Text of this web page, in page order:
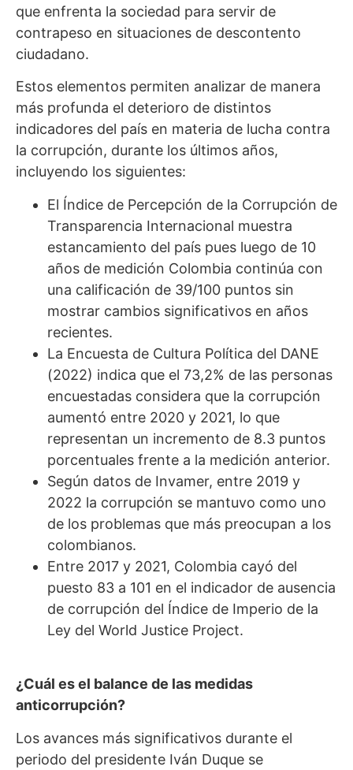
que enfrenta la sociedad para servir de
contrapeso en situaciones de descontento
ciudadano.
Estos elementos permiten analizar de manera
más profunda el deterioro de distintos
indicadores del país en materia de lucha contra
la corrupción, durante los últimos años,
incluyendo los siguientes:
El Índice de Percepción de la Corrupción de
Transparencia Internacional muestra
estancamiento del país pues luego de 10
años de medición Colombia continúa con
una calificación de 39/100 puntos sin
mostrar cambios significativos en años
recientes.
La Encuesta de Cultura Política del DANE
(2022) indica que el 73,2% de las personas
encuestadas considera que la corrupción
aumentó entre 2020 y 2021, lo que
representan un incremento de 8.3 puntos
porcentuales frente a la medición anterior.
Según datos de Invamer, entre 2019 y
2022 la corrupción se mantuvo como uno
de los problemas que más preocupan a los
colombianos.
Entre 2017 y 2021, Colombia cayó del
puesto 83 a 101 en el indicador de ausencia
de corrupción del Índice de Imperio de la
Ley del World Justice Project.
¿Cuál es el balance de las medidas
anticorrupción?
Los avances más significativos durante el
periodo del presidente Iván Duque se